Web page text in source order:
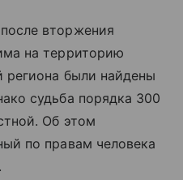
вторжения
на территорию
региона были найдены
судьба порядка 300
Об этом
по правам человека